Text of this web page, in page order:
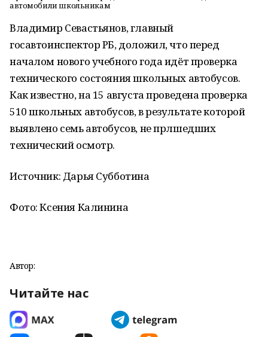
автомобили школьникам
Владимир Севастьянов, главный
госавтоинспектор РБ, доложил, что перед
началом нового учебного года идёт проверка
технического состояния школьных автобусов.
Как известно, на 15 августа проведена проверка
510 школьных автобусов, в результате которой
выявлено семь автобусов, не прлшедших
технический осмотр.
Источник: Дарья Субботина
Фото: Ксения Калинина
Автор:
Читайте нас